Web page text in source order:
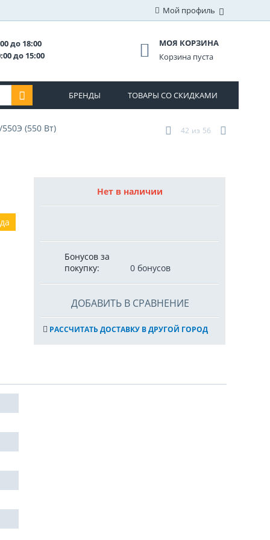
Мой профиль
до 18:00
до 15:00
МОЯ КОРЗИНА
Корзина пуста
БРЕНДЫ ТОВАРЫ СО СКИДКАМИ
(550 Вт) 42 из 56
Нет в наличии
Бонусов за
покупку:
0 бонусов
ДОБАВИТЬ В СРАВНЕНИЕ
РАССЧИТАТЬ ДОСТАВКУ В ДРУГОЙ ГОРОД